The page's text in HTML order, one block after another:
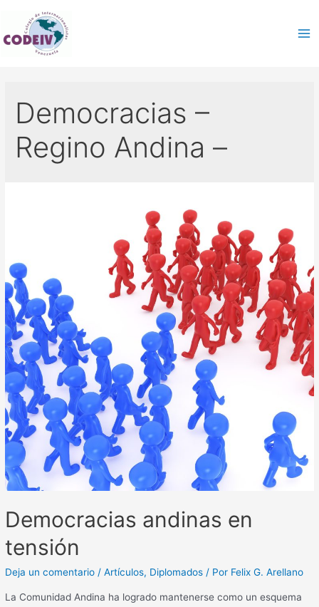
Democracias –
Regino Andina –
Democracias andinas en
tensión
Deja un comentario /Artículos, Diplomados / Por Felix G. Arellano
La Comunidad Andina ha logrado mantenerse como un esquema